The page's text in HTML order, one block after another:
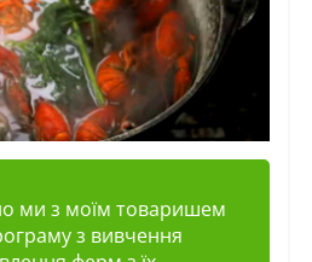
ми з моїм товаришем
з вивчення